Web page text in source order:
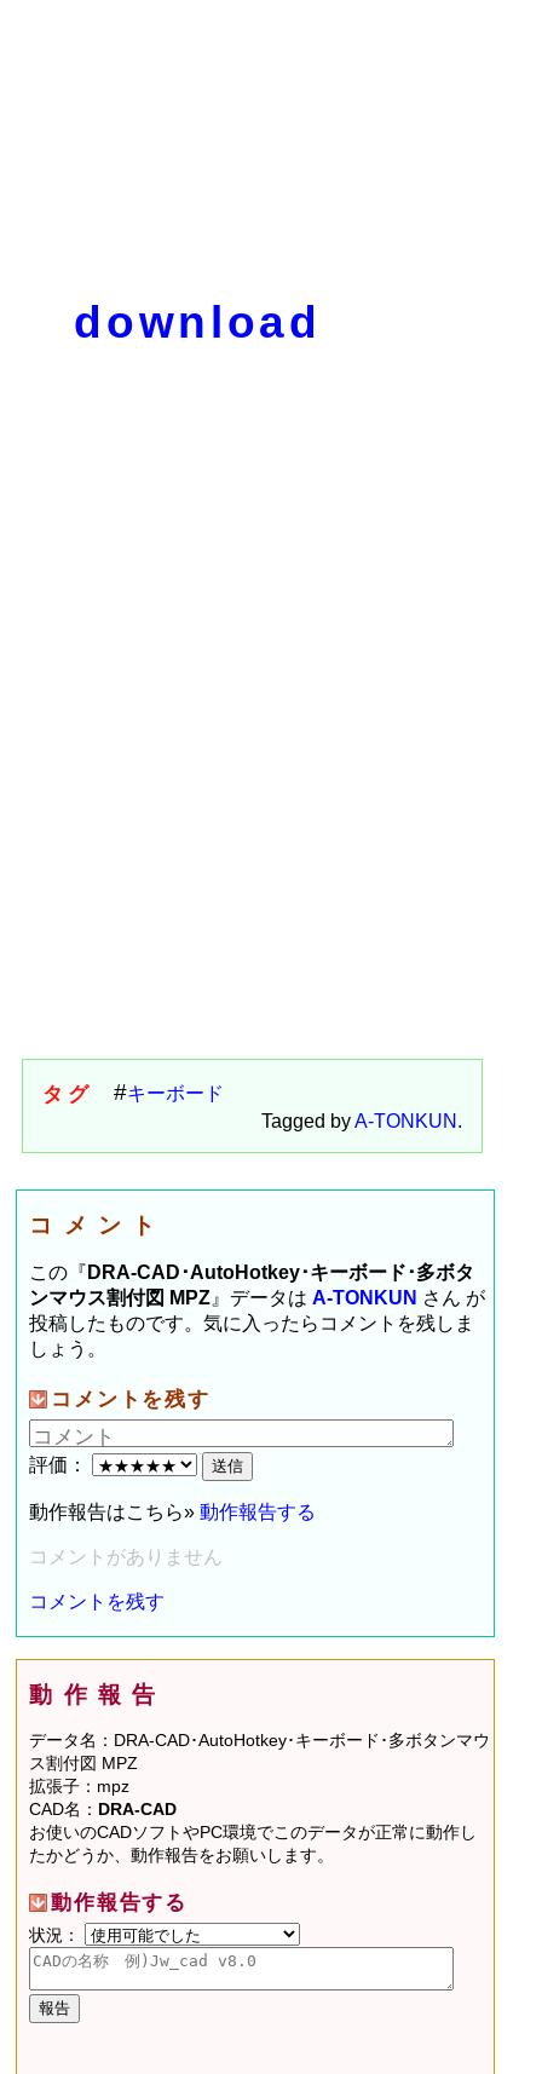
download
タグ
キーボード
Tagged byA-TONKUN .
コメント
この『 DRA-CAD･AutoHotkey･キーボード･多ボタ
ンマウス割付図 MPZ』データはA-TONKUN さん が
投稿したものです。気に入ったらコメントを残しま
しょう。
コメントを残す
評価：
動作報告はこちら»動作報告する
コメントがありません
コメントを残す
動作報告
データ名：DRA-CAD･AutoHotkey･キーボード･多ボタンマウ
ス割付図 MPZ
拡張子：mpz
CAD名： DRA-CAD
お使いのCADソフトやPC環境でこのデータが正常に動作し
たかどうか、動作報告をお願いします。
動作報告する
状況：